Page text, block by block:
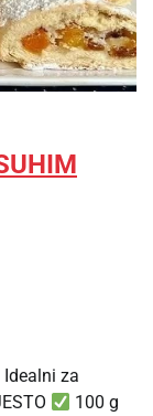
Idealni za
100 g